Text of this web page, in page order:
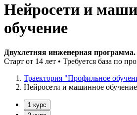
Нейросети и
обучение
Двухлетняя инженерная программа.
Старт от 14 лет • Требуется база по
Траектория "Профильное
Нейросети и машинное обучение
1 курс